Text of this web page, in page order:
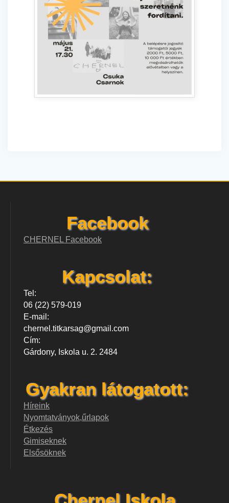
Facebook
CHERNEL Facebook
Kapcsolat:
Tel:
06 (22) 579-019
E-mail:
chernel.titkarsag@gmail.com
Cím:
Gárdony, Iskola u. 2. 2484
Gyakran látogatott:
Híreink
Nyomtatványok,űrlapok
Étkezés
Gimiseknek
Elsősöknek